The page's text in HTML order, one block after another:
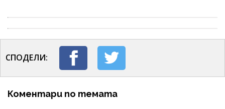
СПОДЕЛИ:
Коментари по темата